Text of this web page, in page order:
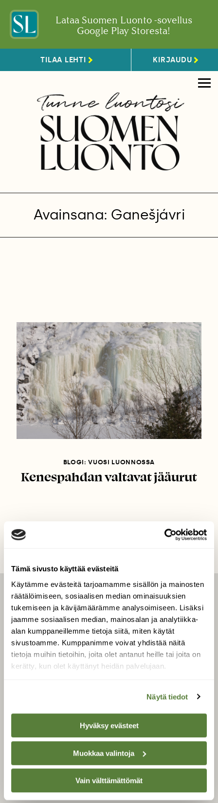
Tämä sivusto käyttää evästeitä
Käytämme evästeitä tarjoamamme sisällön ja mainosten
räätälöimiseen, sosiaalisen median ominaisuuksien
tukemiseen ja kävijämäärämme analysoimiseen. Lisäksi
jaamme sosiaalisen median, mainosalan ja analytiikka-
alan kumppaneillemme tietoja siitä, miten käytät
sivustoamme. Kumppanimme voivat yhdistää näitä
tietoja muihin tietoihin, joita olet antanut heille tai joita on
kerätty, kun olet käyttänyt heidän palvelujaan.
Näytä tiedot
Hyväksy evästeet
Muokkaa valintoja
Vain välttämättömät
Lataa Suomen Luonto -sovellus
Google Play Storesta!
TILAA LEHTI KIRJAUDU
Avainsana: Ganešjávri
BLOGI: VUOSI LUONNOSSA
Kenespahdan valtavat jääurut
LEHTI
Uusin lehti
Tilaa Suomen Luonto
Tilaa digilukuoikeus
Äänestä parasta juttua
Tilaa uutiskirje
SUOJELU­LIITTO
Suomen Luonto -lehden
kustantaja on
luonnonsuojelu­liitto.